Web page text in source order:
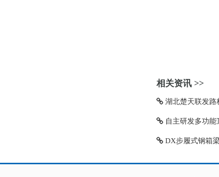
相关资讯 >>
湖北楚天联发路
自主研发多功
DX步履式钢箱